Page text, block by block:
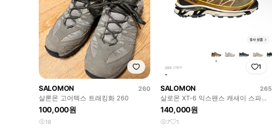
SALOMON
260
살론몬 고어텍스 트래킹화 260
100,000원
18
1
SALOMON
265
살로몬 XT-6 익스팬스 캐새이 스파이
스 265
140,000원
7 1